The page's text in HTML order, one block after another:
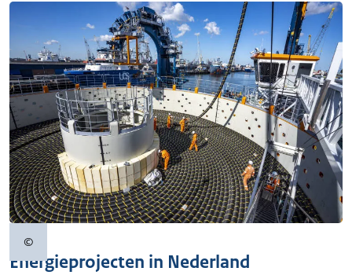
©Copyrightinformatie
Energieprojecten in Nederland